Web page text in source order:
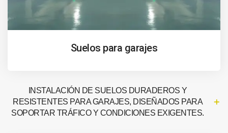
Suelos para garajes
INSTALACIÓN DE SUELOS DURADEROS Y
RESISTENTES PARA GARAJES, DISEÑADOS PARA
SOPORTAR TRÁFICO Y CONDICIONES EXIGENTES.